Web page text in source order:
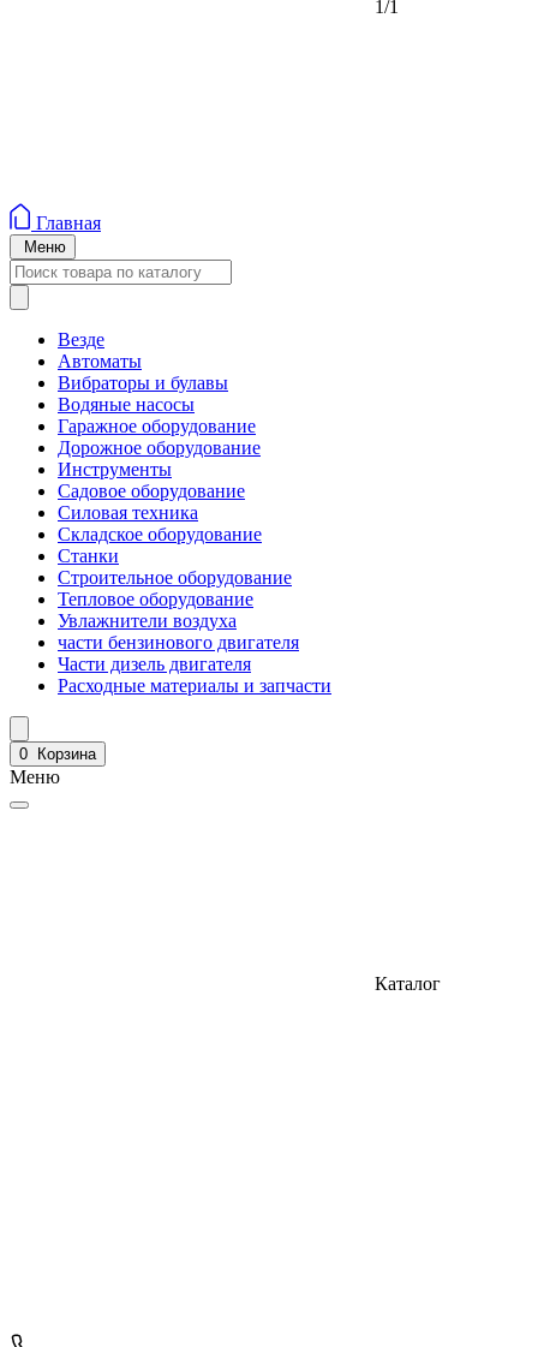
1/1
Главная
Меню
Везде
Автоматы
Вибраторы и булавы
Водяные насосы
Гаражное оборудование
Дорожное оборудование
Инструменты
Садовое оборудование
Силовая техника
Складское оборудование
Станки
Строительное оборудование
Тепловое оборудование
Увлажнители воздуха
части бензинового двигателя
Части дизель двигателя
Расходные материалы и запчасти
0 Корзина
Меню
Каталог